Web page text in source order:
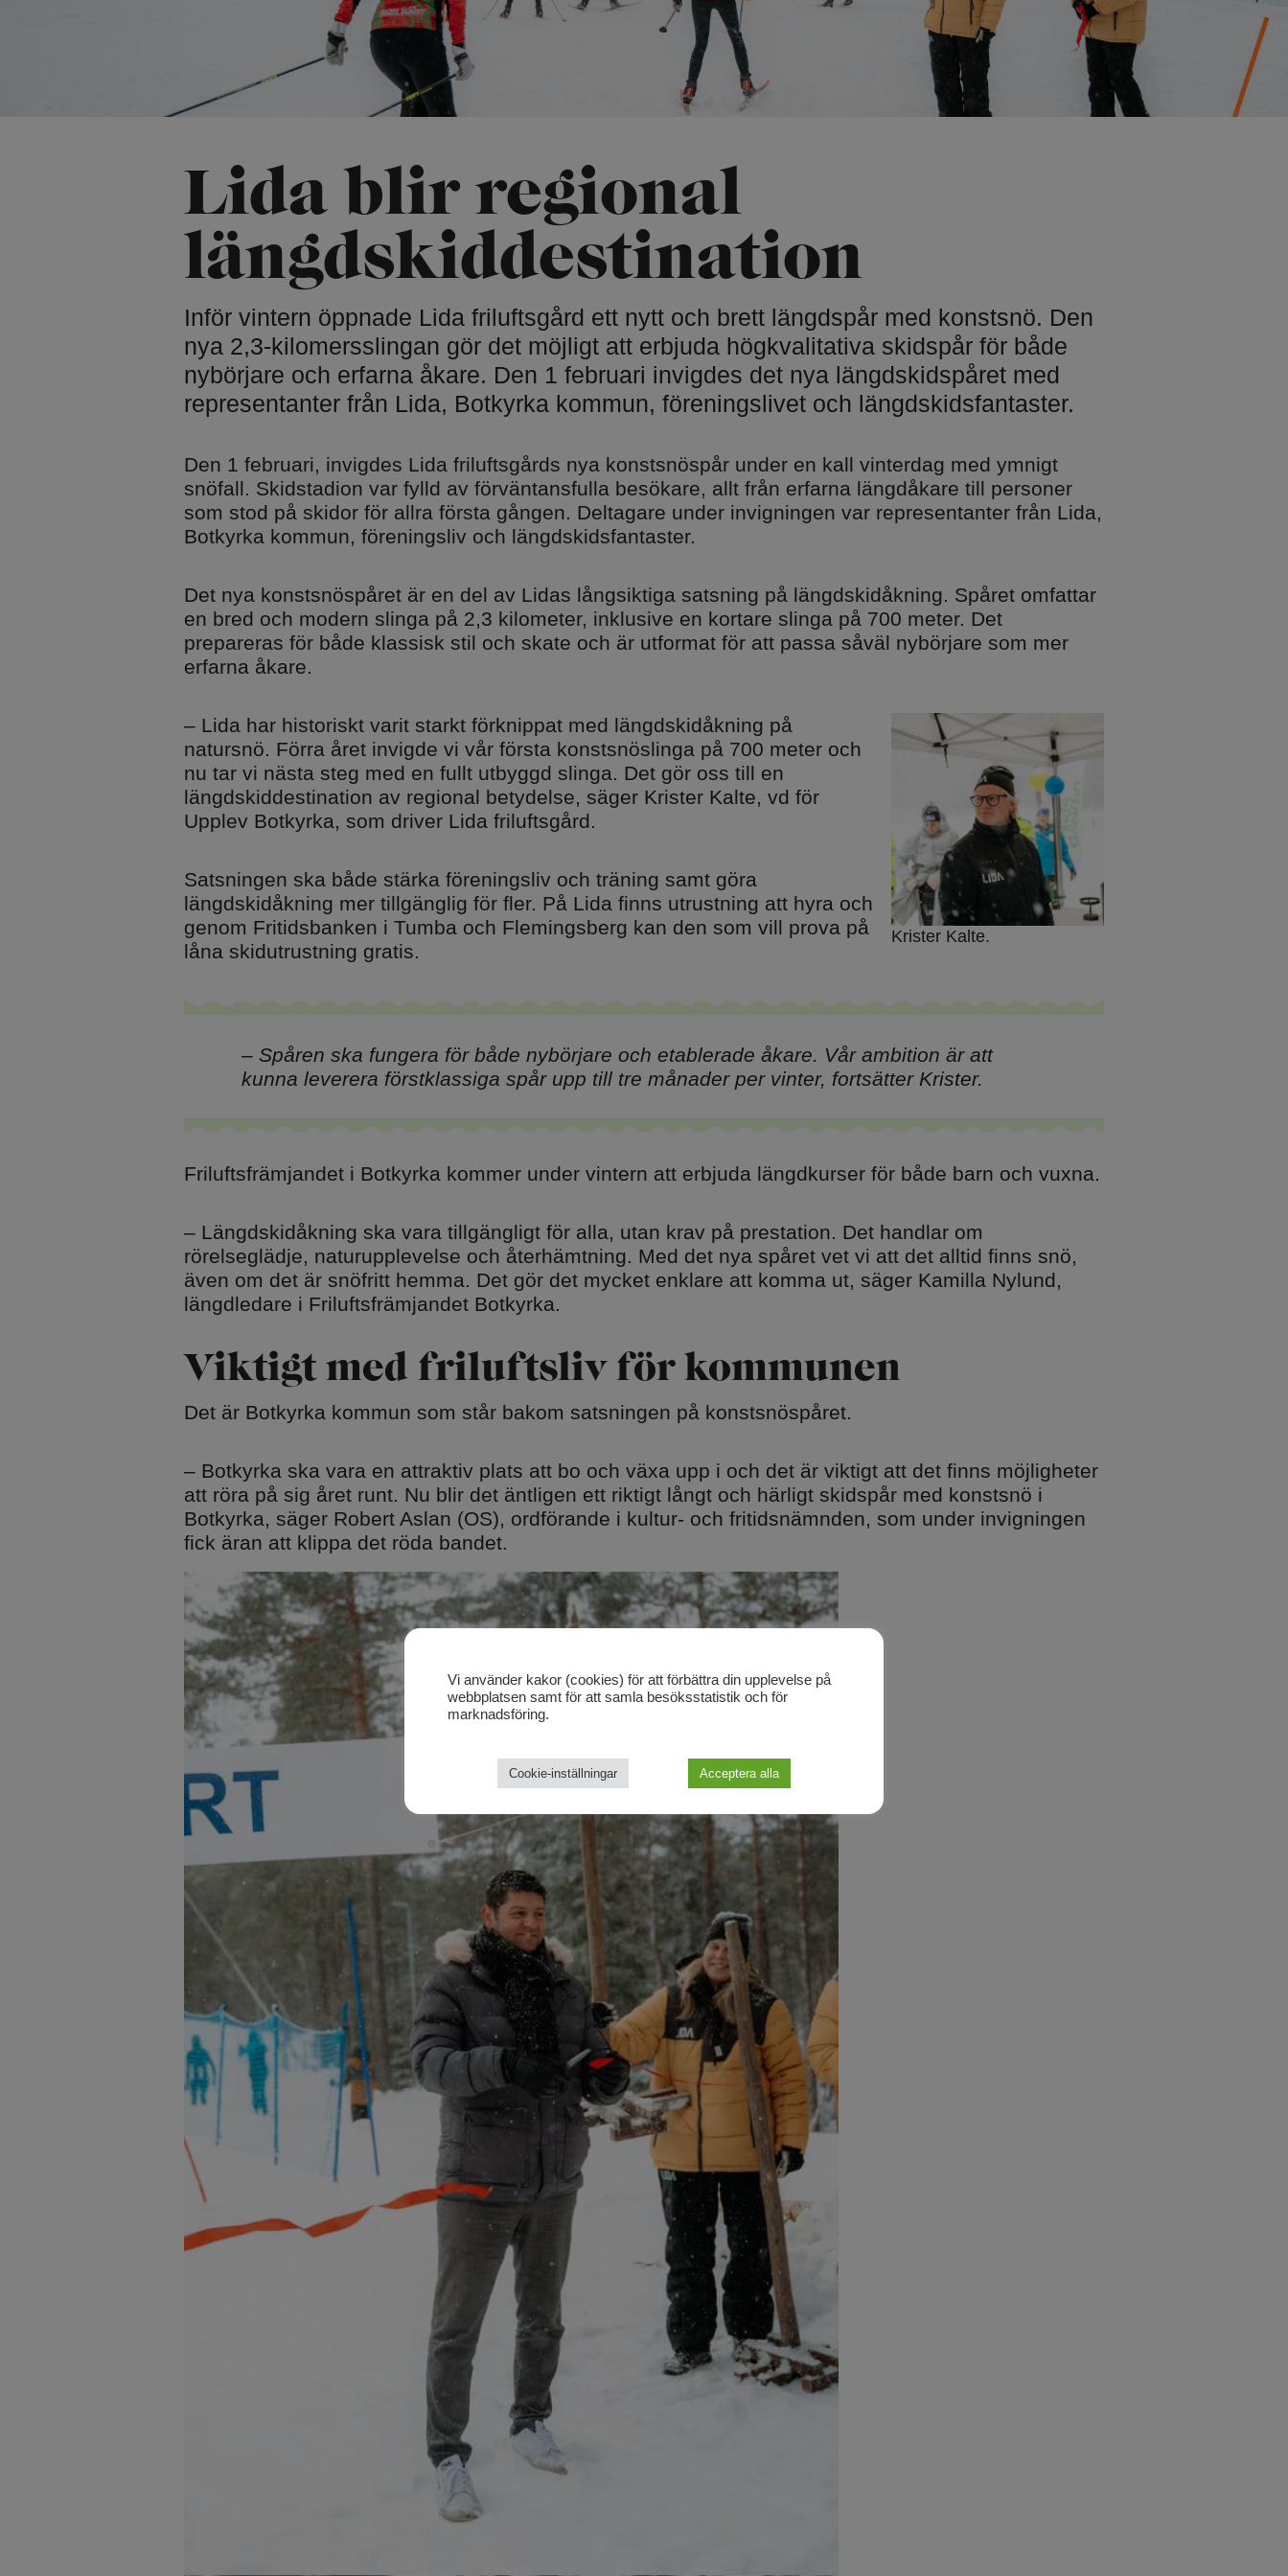
Skridsko på naturis
Vinterbad
Vintervandring
Kyrkan och ceremonier
Lida Idrottskyrka
Bröllop och dop
Hundbad
Mountainbike
Hyr mountainbike
Stigcykling
Kajak, kanot och SUP
Träning & motion
Motionsspår
bastu
Stugor och vandrarhem
Tältning och vindskydd
Alltid på Lida
Raststugan Naturport
Parkering
Omklädningsrum och
bastu
Lida blir regional
längdskiddestination
Inför vintern öppnade Lida friluftsgård ett nytt och brett längdspår med konstsnö. Den
nya 2,3-kilomersslingan gör det möjligt att erbjuda högkvalitativa skidspår för både
nybörjare och erfarna åkare. Den 1 februari invigdes det nya längdskidspåret med
representanter från Lida, Botkyrka kommun, föreningslivet och längdskidsfantaster.
Den 1 februari, invigdes Lida friluftsgårds nya konstsnöspår under en kall vinterdag med ymnigt
snöfall. Skidstadion var fylld av förväntansfulla besökare, allt från erfarna längdåkare till personer
som stod på skidor för allra första gången. Deltagare under invigningen var representanter från Lida,
Botkyrka kommun, föreningsliv och längdskidsfantaster.
Det nya konstsnöspåret är en del av Lidas långsiktiga satsning på längdskidåkning. Spåret omfattar
en bred och modern slinga på 2,3 kilometer, inklusive en kortare slinga på 700 meter. Det
prepareras för både klassisk stil och skate och är utformat för att passa såväl nybörjare som mer
erfarna åkare.
– Lida har historiskt varit starkt förknippat med längdskidåkning på
natursnö. Förra året invigde vi vår första konstsnöslinga på 700 meter och
nu tar vi nästa steg med en fullt utbyggd slinga. Det gör oss till en
längdskiddestination av regional betydelse, säger Krister Kalte, vd för
Upplev Botkyrka, som driver Lida friluftsgård.
Satsningen ska både stärka föreningsliv och träning samt göra
längdskidåkning mer tillgänglig för fler. På Lida finns utrustning att hyra och
genom Fritidsbanken i Tumba och Flemingsberg kan den som vill prova på
låna skidutrustning gratis.
Krister Kalte.
– Spåren ska fungera för både nybörjare och etablerade åkare. Vår ambition är att
kunna leverera förstklassiga spår upp till tre månader per vinter, fortsätter Krister.
Friluftsfrämjandet i Botkyrka kommer under vintern att erbjuda längdkurser för både barn och vuxna.
– Längdskidåkning ska vara tillgängligt för alla, utan krav på prestation. Det handlar om
rörelseglädje, naturupplevelse och återhämtning. Med det nya spåret vet vi att det alltid finns snö,
även om det är snöfritt hemma. Det gör det mycket enklare att komma ut, säger Kamilla Nylund,
längdledare i Friluftsfrämjandet Botkyrka.
Viktigt med friluftsliv för kommunen
Det är Botkyrka kommun som står bakom satsningen på konstsnöspåret.
– Botkyrka ska vara en attraktiv plats att bo och växa upp i och det är viktigt att det finns möjligheter
att röra på sig året runt. Nu blir det äntligen ett riktigt långt och härligt skidspår med konstsnö i
Botkyrka, säger Robert Aslan (OS), ordförande i kultur- och fritidsnämnden, som under invigningen
fick äran att klippa det röda bandet.
Vi använder kakor (cookies) för att förbättra din upplevelse på
webbplatsen samt för att samla besöksstatistik och för
marknadsföring.
Cookie-inställningar Acceptera alla